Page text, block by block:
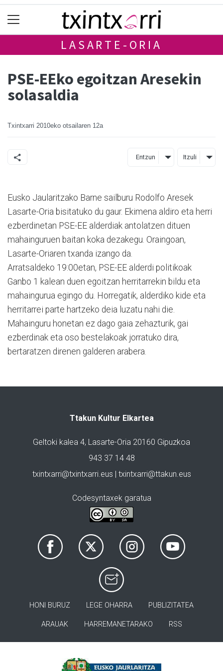
LASARTE-ORIA
PSE-EEko egoitzan Aresekin
solasaldia
Txintxarri 2010eko otsailaren 12a
Entzun Itzuli
Eusko Jaularitzako Barne sailburu Rodolfo Aresek
Lasarte-Oria bisitatuko du gaur. Ekimena aldiro eta herri
ezberdinetan PSE-EE alderdiak antolatzen dituen
mahainguruen baitan koka dezakegu. Oraingoan,
Lasarte-Oriaren txanda izango da.
Arratsaldeko 19:00etan, PSE-EE alderdi politikoak
Ganbo 1 kalean duen egoitzan herritarrekin bildu eta
mahaingurua egingo du. Horregatik, alderdiko kide eta
herritarrei parte hartzeko deia luzatu nahi die.
Mahainguru honetan ez dago gaia zehazturik, gai
ezberdinak eta oso bestelakoak jorratuko dira,
bertaratzen direnen galderen arabera.
Ttakun Kultur Elkartea
Geltoki kalea 4, Lasarte-Oria 20160 Gipuzkoa
943 37 14 48
txintxarri@txintxarri.eus | txintxarri@ttakun.eus
Codesyntaxek garatua
HONI BURUZ LEGE OHARRA PUBLIZITATEA
ARAUAK HARREMANETARAKO RSS